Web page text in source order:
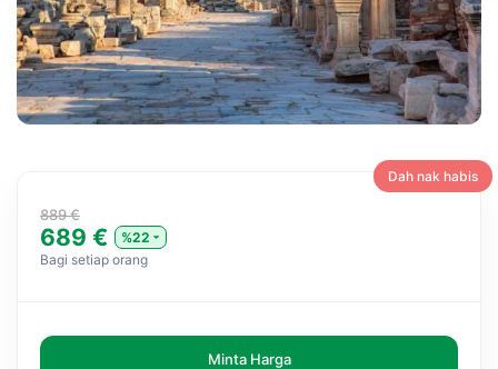
Dah nak habis
889 €
689 €
%22
Bagi setiap orang
Minta Harga